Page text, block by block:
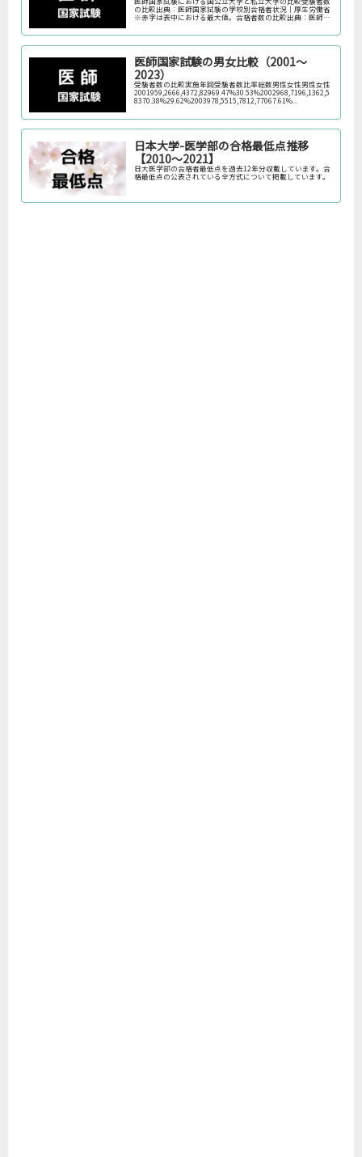
の比較出典：医師国家試験の学校別合格者状況｜厚生労働省
※赤字は表中における最大値。合格者数の比較出典：医師国
る最大値。合格率の比較出...
医師国家試験の男女比較（2001～
2023）
受験者数の比較実施年回受験者数比率総数男性女性男性女性
2001959,2666,4372,82969.47%30.53%2002968,7196,1362,5
8370.38%29.62%2003978,5515,7812,77067.61%...
日本大学-医学部の合格最低点推移
【2010～2021】
日大医学部の合格者最低点を過去12年分収載しています。合
格最低点の公表されている全方式について掲載しています。